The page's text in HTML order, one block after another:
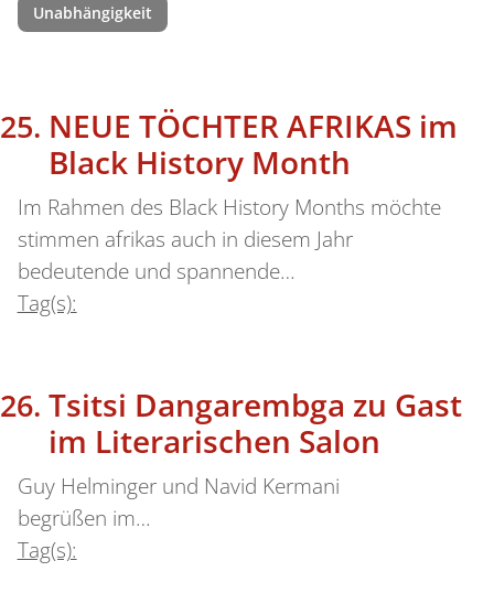
Unabhängigkeit
NEUE TÖCHTER AFRIKAS im
Black History Month
Im Rahmen des Black History Months möchte
stimmen afrikas auch in diesem Jahr
bedeutende und spannende…
Tag(s):
Tsitsi Dangarembga zu Gast
im Literarischen Salon
Guy Helminger und Navid Kermani
begrüßen im…
Tag(s):